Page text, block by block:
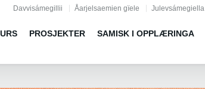
Davvisámegillii Åarjelsaemien gïele Julevsámegiella
PROSJEKTER SAMISK I OPPLÆRINGA